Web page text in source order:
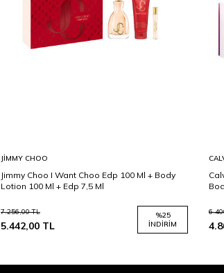
JIMMY CHOO
Jimmy Choo I Want Choo Edp 100 Ml + Body
Lotion 100 Ml + Edp 7,5 Ml
7.256,00TL
5.442,00 TL
%25
İNDIRIM